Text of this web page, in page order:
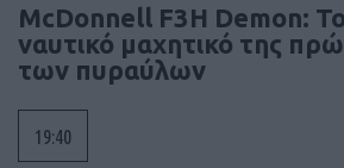
McDonnell F3H Demon:
ναυτικό μαχητικό της
των πυραύλων
19:40